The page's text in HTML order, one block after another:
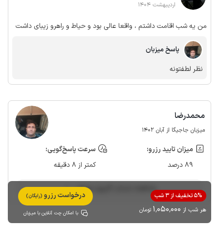
اردیبهشت 1404
من یه شب اقامت داشتم ، واقعا عالی بود و حیاط و راهرو زیبای داشت
پاسخ میزبان
نظر لطفتونه
محمدرضا
میزبان جاجیگا از آبان 1402
میزان تایید رزرو:
89 درصد
سرعت پاسخ‌گویی:
کمتر از 8 دقیقه
مشاهده حساب کاربری میزبان
5% تخفیف از 3 شب
هر شب از 1٬050٬000 تومان
درخواست رزرو (رایگان)
با امکان چت آنلاین با میزبان